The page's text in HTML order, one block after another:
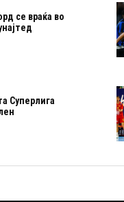
се враќа во
Суперлига